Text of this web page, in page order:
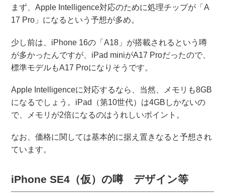
まず、Apple Intelligence対応のために処理チップが「A
17 Pro」になるという予想が多め。
少し前は、iPhone 16の「A18」が搭載されるという噂
が多かったんですが、iPad miniがA17 Proだったので、
標準モデルもA17 Proになりそうです。
Apple Intelligenceに対応するなら、当然、メモリも8GB
になるでしょう。iPad（第10世代）は4GBしかないの
で、メモリが2倍になるのはうれしいポイント。
なお、価格に関しては基本的に据え置きなると予想され
ています。
iPhone SE4（仮）の噂 デザイン等